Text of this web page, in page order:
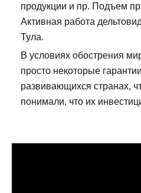
продукции и пр. Подъем
Активная работа
Тула.
В условиях обострения
просто некоторые
развивающихся странах,
понимали, что их